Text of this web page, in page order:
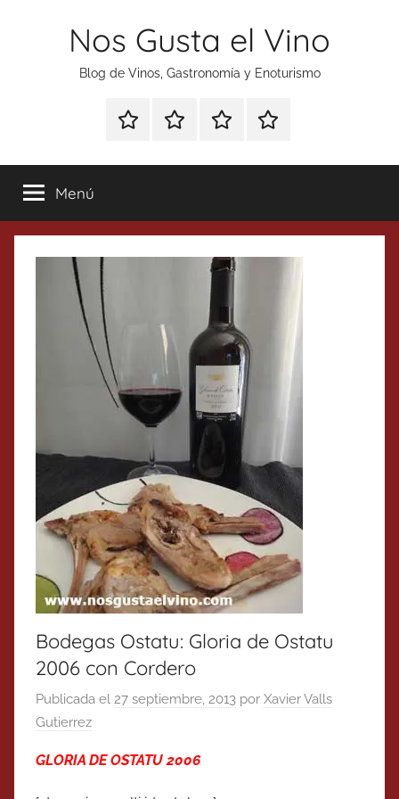
Nos Gusta el Vino
Blog de Vinos, Gastronomía y Enoturismo
Especial
Tonics
Enoturismo
Gastronomía
RankingContacto
Menú
Bodegas Ostatu: Gloria de Ostatu
2006 con Cordero
Publicada el 27 septiembre, 2013 por Xavier Valls
Gutierrez
GLORIA DE OSTATU 2006